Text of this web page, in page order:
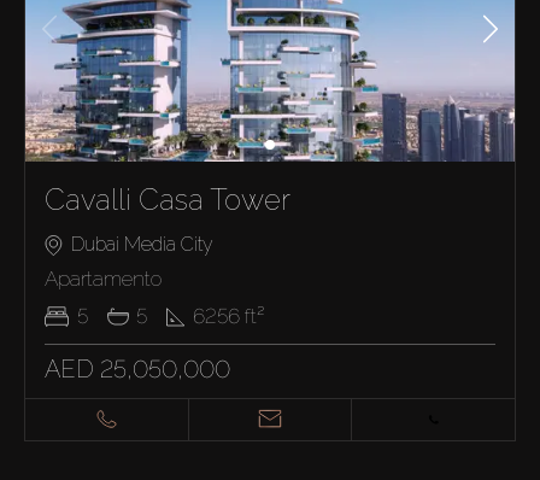
Cavalli Casa Tower
Dubai Media City
Apartamento
5
5 6256 ft²
AED 25,050,000